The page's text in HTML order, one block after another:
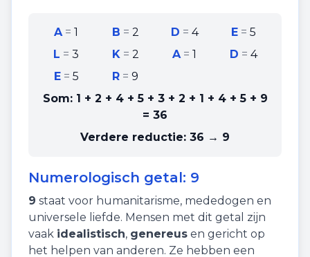
A=1 B = 2 D = 4 E =5
L =3 K= 2 A=1 D =4
E= 5 R =9
Som: 1 + 2 + 4 + 5 + 3 + 2 + 1 + 4 + 5 + 9
= 36
Verdere reductie: 36 → 9
Numerologisch getal: 9
9 staat voor humanitarisme, mededogen en
universele liefde. Mensen met dit getal zijn
vaak idealistisch, genereus en gericht op
het helpen van anderen. Ze hebben een